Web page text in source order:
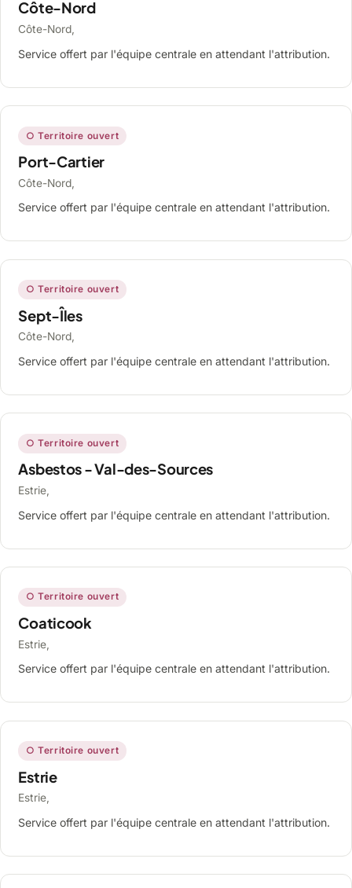
Côte-Nord
Côte-Nord,
Service offert par l'équipe centrale en attendant l'attribution.
○ Territoire ouvert
Port-Cartier
Côte-Nord,
Service offert par l'équipe centrale en attendant l'attribution.
○ Territoire ouvert
Sept-Îles
Côte-Nord,
Service offert par l'équipe centrale en attendant l'attribution.
○ Territoire ouvert
Asbestos - Val-des-Sources
Estrie,
Service offert par l'équipe centrale en attendant l'attribution.
○ Territoire ouvert
Coaticook
Estrie,
Service offert par l'équipe centrale en attendant l'attribution.
○ Territoire ouvert
Estrie
Estrie,
Service offert par l'équipe centrale en attendant l'attribution.